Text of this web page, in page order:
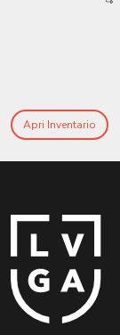
Apri Inventario